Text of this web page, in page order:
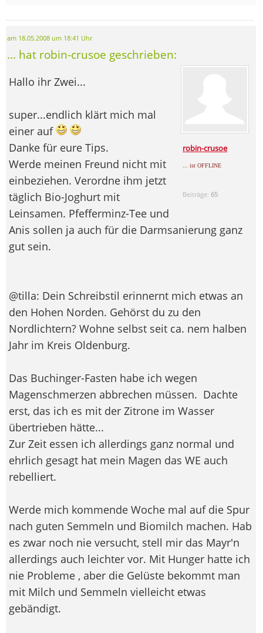
am 18.05.2008 um 18:41 Uhr
... hat robin-crusoe geschrieben:
robin-crusoe
... ist OFFLINE
Beiträge: 65
Hallo ihr Zwei...
super...endlich klärt mich mal
einer auf
Danke für eure Tips.
Werde meinen Freund nicht mit
einbeziehen. Verordne ihm jetzt
täglich Bio-Joghurt mit
Leinsamen. Pfefferminz-Tee und
Anis sollen ja auch für die Darmsanierung ganz
gut sein.
@tilla: Dein Schreibstil erinnernt mich etwas an
den Hohen Norden. Gehörst du zu den
Nordlichtern? Wohne selbst seit ca. nem halben
Jahr im Kreis Oldenburg.
Das Buchinger-Fasten habe ich wegen
Magenschmerzen abbrechen müssen. Dachte
erst, das ich es mit der Zitrone im Wasser
übertrieben hätte...
Zur Zeit essen ich allerdings ganz normal und
ehrlich gesagt hat mein Magen das WE auch
rebelliert.
Werde mich kommende Woche mal auf die Spur
nach guten Semmeln und Biomilch machen. Hab
es zwar noch nie versucht, stell mir das Mayr'n
allerdings auch leichter vor. Mit Hunger hatte ich
nie Probleme , aber die Gelüste bekommt man
mit Milch und Semmeln vielleicht etwas
gebändigt.